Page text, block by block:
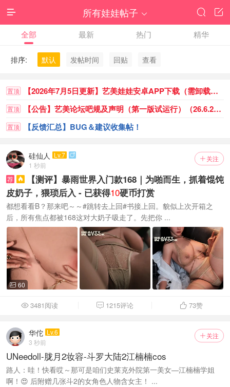
 所有娃娃帖子  

全部 最新 热门 精华
排序: 默认 发帖时间 回贴 查看
置顶 【2026年7月5日更新】艺美娃娃安卓APP下载（需卸载重装）
置顶 【公告】艺美论坛吧规及声明（第一版试运行）（26.6.23已更新） - 已获得
置顶 【反馈汇总】BUG＆建议收集帖！
 关注
硅仙人 Lv.7 
1 秒前
荐

【测评】暴雨世界入门款168｜为啪而生，抓着馄饨
皮奶子，猥琐后入 - 已获得10硬币打赏
都想看看B？那来吧～～#跳转去上回#书接上回。貌似上次开箱之
后，所有焦点都被168这对大奶子吸走了。先把你 ...
 60
 3481阅读  1215评论  73赞
 关注
华佗 Lv.6
3 秒前
UNeedoll-胧月2妆容-斗罗大陆2江楠楠cos
路人：哇！快看哎～那可是咱们史莱克外院第一美女—江楠楠学姐
啊！😍 后附赠几张斗2的女角色人物含女主！ ...